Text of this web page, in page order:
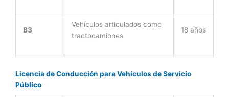
B3
Vehículos articulados como
tractocamiones
18 años
Licencia de Conducción para Vehículos de Servicio
Público